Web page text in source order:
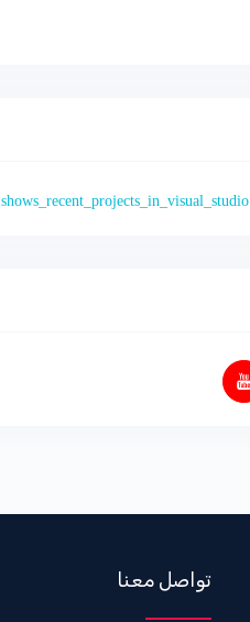
shows_recent_projects_in_visual_studio
تواصل معنا